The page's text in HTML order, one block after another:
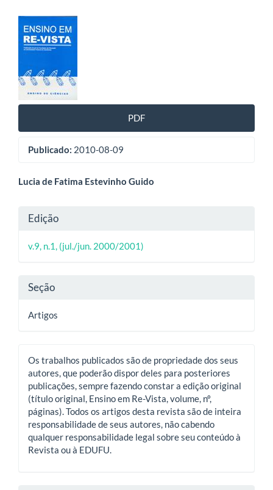
Barra
lateral
de
artigos
PDF
Publicado: 2010-08-09
Conteúdo
artigo
principal
Lucia de Fatima Estevinho Guido
Detalhes
do
artigo
Edição
v.9, n.1, (jul./jun. 2000/2001)
Seção
Artigos
Os trabalhos publicados são de propriedade dos seus
autores, que poderão dispor deles para posteriores
publicações, sempre fazendo constar a edição original
(título original, Ensino em Re-Vista, volume, nº,
páginas). Todos os artigos desta revista são de inteira
responsabilidade de seus autores, não cabendo
qualquer responsabilidade legal sobre seu conteúdo à
Revista ou à EDUFU.